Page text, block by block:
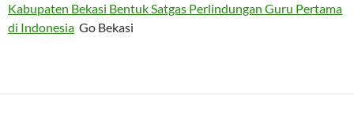
Kabupaten Bekasi Bentuk Satgas Perlindungan Guru Pertama
di Indonesia Go Bekasi